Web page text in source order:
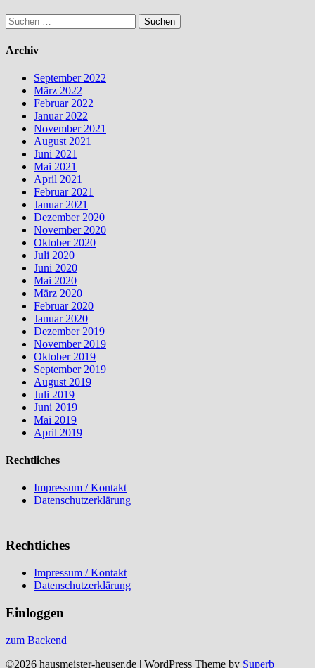
Suchen
nach:
Archiv
September 2022
März 2022
Februar 2022
Januar 2022
November 2021
August 2021
Juni 2021
Mai 2021
April 2021
Februar 2021
Januar 2021
Dezember 2020
November 2020
Oktober 2020
Juli 2020
Juni 2020
Mai 2020
März 2020
Februar 2020
Januar 2020
Dezember 2019
November 2019
Oktober 2019
September 2019
August 2019
Juli 2019
Juni 2019
Mai 2019
April 2019
Rechtliches
Impressum / Kontakt
Datenschutzerklärung
Rechtliches
Impressum / Kontakt
Datenschutzerklärung
Einloggen
zum Backend
©2026 hausmeister-heuser.de | WordPress Theme by Superb